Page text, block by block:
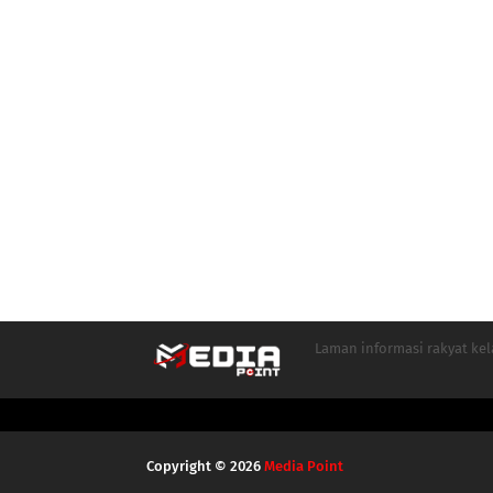
Laman informasi rakyat
Copyright © 2026 Media Point